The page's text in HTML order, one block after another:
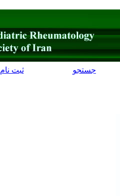
جستجو ثبت نام